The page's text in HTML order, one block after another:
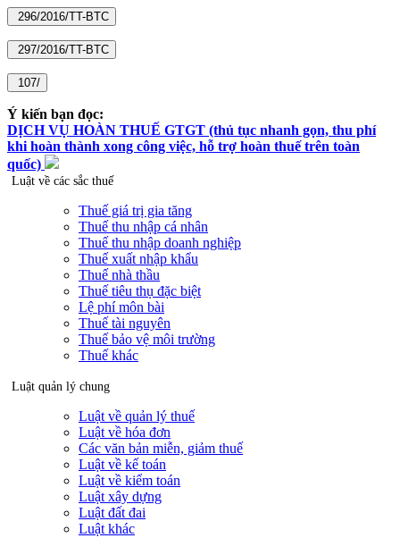
Ý kiến bạn đọc:
DỊCH VỤ HOÀN THUẾ GTGT (thủ tục nhanh gọn, thu phí
khi hoàn thành xong công việc, hỗ trợ hoàn thuế trên toàn
quốc)
Luật về các sắc thuế
Thuế giá trị gia tăng
Thuế thu nhập cá nhân
Thuế thu nhập doanh nghiệp
Thuế xuất nhập khẩu
Thuế nhà thầu
Thuế tiêu thụ đặc biệt
Lệ phí môn bài
Thuế tài nguyên
Thuế bảo vệ môi trường
Thuế khác
Luật quản lý chung
Luật về quản lý thuế
Luật về hóa đơn
Các văn bản miễn, giảm thuế
Luật về kế toán
Luật về kiểm toán
Luật xây dựng
Luật đất đai
Luật khác